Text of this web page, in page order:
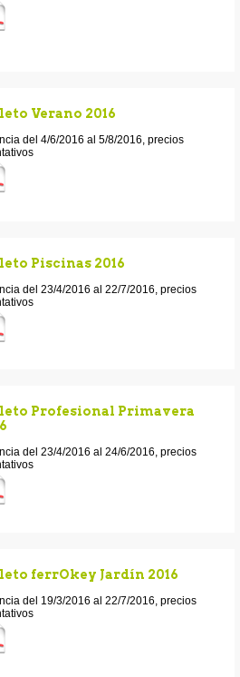
Verano 2016
del 4/6/2016 al 5/8/2016, precios
Piscinas 2016
del 23/4/2016 al 22/7/2016, precios
Profesional Primavera
del 23/4/2016 al 24/6/2016, precios
ferrOkey Jardín 2016
del 19/3/2016 al 22/7/2016, precios